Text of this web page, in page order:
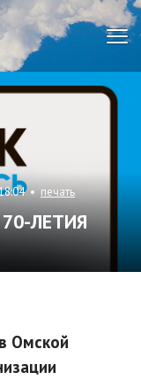
• печать
ЛЕТИЯ
Омской